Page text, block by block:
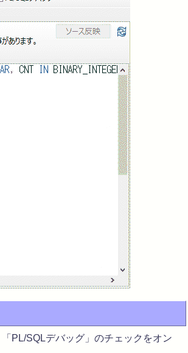
PL/SQLデバッグ」のチェックをオン